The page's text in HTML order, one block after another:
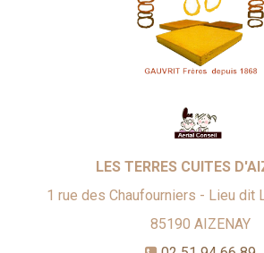
LES TERRES CUITES
1 rue des Chaufourniers - Lieu dit
85190 AIZENAY